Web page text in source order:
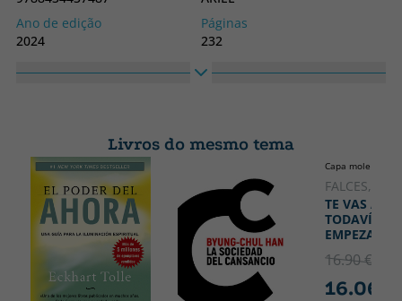
su pluma prolífica, desde las carencias familiares y el arduo
camino hacia el reconocimiento académico pasando por su
conflicto con la religión y sus pares, sin obviar su exposición
y afinidad a los ideales de la Revolución Francesa. Norbert
famoso mensaje «Atrévete a pensar», sigue atravesando
como un torbellino el cielo de las ideas para tocar tierra y
cambiar nuestro modo de ver el mundo y el alma humana.
Ano de edição
2024
Páginas
232
Idioma
145
Livros do mesmo tema
Capa mole ou
FALCES,
TE VAS A
TODAVÍA
EMPEZADO
16.90 €
16.06 €